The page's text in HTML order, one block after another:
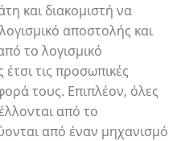
και διακομιστή να
αποστολής και
το λογισμικό
τις προσωπικές
τους. Επιπλέον, όλες
από το
από έναν μηχανισμό